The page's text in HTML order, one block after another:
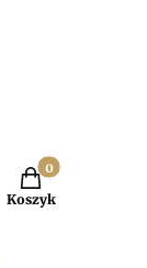
Produkty w
Koszyk